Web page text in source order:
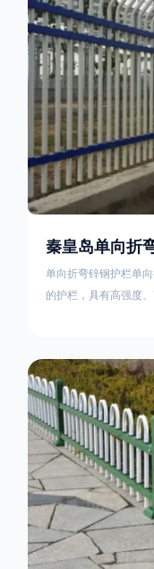
秦皇岛单向折
单向折弯锌钢护栏单
的护栏，具有高强度
再加上防盗垫圈，这
量生产，能够很好的
住宅小区、工厂院校
硬度、外观